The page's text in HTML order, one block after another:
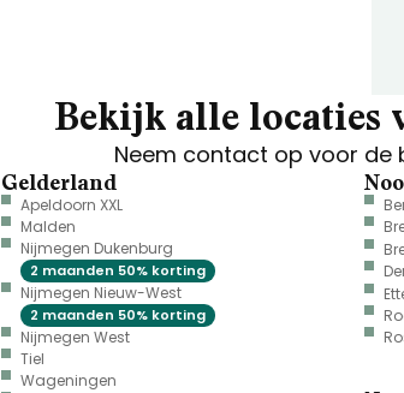
Bekijk alle locaties
Neem contact op voor de
Gelderland
Apeldoorn XXL
Malden
Nijmegen Dukenburg
2 maanden 50% korting
Nijmegen Nieuw-West
2 maanden 50% korting
Nijmegen West
Tiel
Wageningen